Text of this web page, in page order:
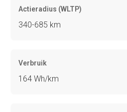
Actieradius (WLTP)
340-685 km
Verbruik
164 Wh/km